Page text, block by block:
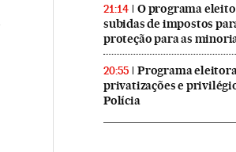
21:14
O programa
subidas de impostos
proteção para as
20:55
Programa
privatizações e
Polícia